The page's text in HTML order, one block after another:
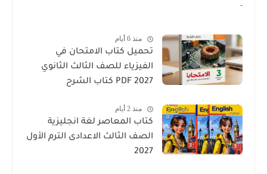
-
منذ 6 أيام
تحميل كتاب الامتحان في
الفيزياء للصف الثالث الثانوي
2027 PDF كتاب الشرح
منذ 2 أيام
كتاب المعاصر لغة انجليزية
الصف الثالث الاعدادى الترم الأول
2027